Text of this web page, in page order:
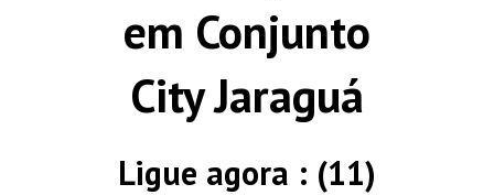
em Conjunto
City Jaraguá
Ligue agora : (11)